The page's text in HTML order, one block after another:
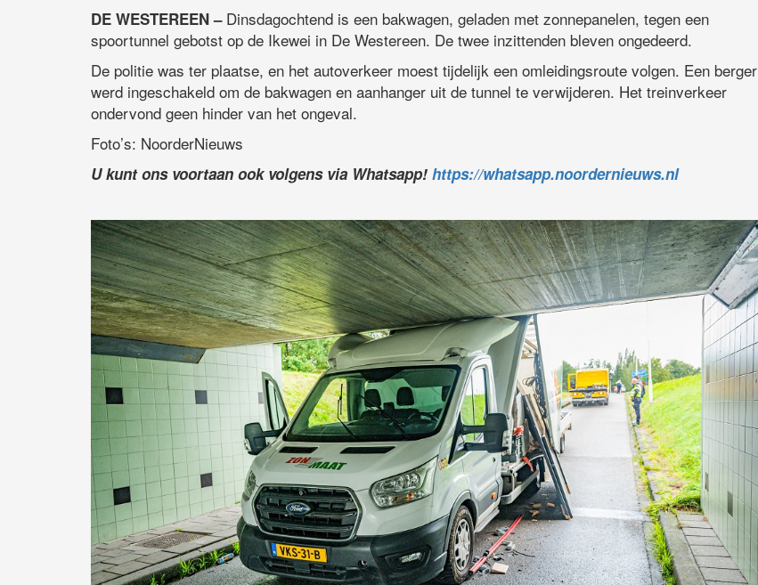
DE WESTEREEN –Dinsdagochtend is een bakwagen, geladen met zonnepanelen, tegen een
spoortunnel gebotst op de Ikewei in De Westereen. De twee inzittenden bleven ongedeerd.
De politie was ter plaatse, en het autoverkeer moest tijdelijk een omleidingsroute volgen. Een berger
werd ingeschakeld om de bakwagen en aanhanger uit de tunnel te verwijderen. Het treinverkeer
ondervond geen hinder van het ongeval.
Foto’s: NoorderNieuws
U kunt ons voortaan ook volgens via Whatsapp! https://whatsapp.noordernieuws.nl